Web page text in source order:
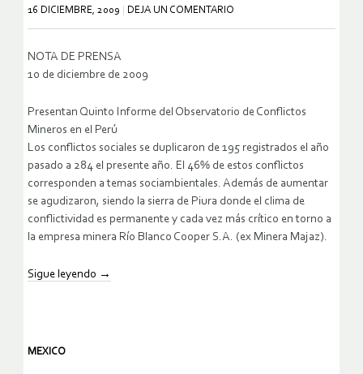
16 DICIEMBRE, 2009 DEJA UN COMENTARIO
NOTA DE PRENSA
10 de diciembre de 2009
Presentan Quinto Informe del Observatorio de Conflictos
Mineros en el Perú
Los conflictos sociales se duplicaron de 195 registrados el año
pasado a 284 el presente año. El 46% de estos conflictos
corresponden a temas sociambientales. Además de aumentar
se agudizaron, siendo la sierra de Piura donde el clima de
conflictividad es permanente y cada vez más crítico en torno a
la empresa minera Río Blanco Cooper S.A. (ex Minera Majaz).
Sigue leyendo →
MEXICO